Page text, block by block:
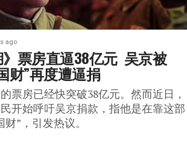
ago
》票房直逼38亿元  吴京被
财”再度遭逼捐
的票房已经快突破38亿元。然而近日，
开始呼吁吴京捐款，指他是在靠这部
”，引发热议。